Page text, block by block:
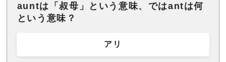
auntは「叔母」という意味、ではantは何
という意味？
アリ